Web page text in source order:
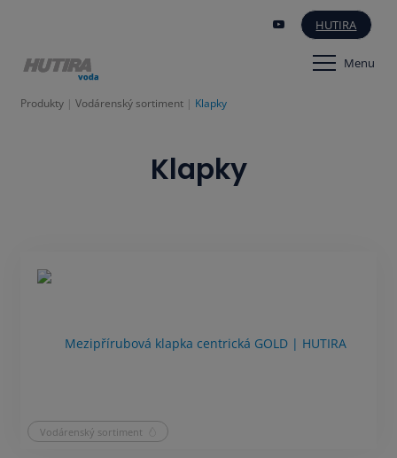
HUTIRA
Menu
Produkty Vodárenský sortiment Klapky
Klapky
Vodárenský sortiment